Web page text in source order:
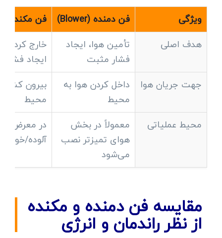
ویژگی فن دمنده (Blower)
فن مکنده (Exhaust)
هدف اصلی
تأمین هوا، ایجاد
فشار مثبت
خارج کردن
ایجاد
جهت جریان هوا
داخل کردن هوا به
محیط
بیرون
محیط
محیط عملیاتی
معمولاً در بخش
هوای تمیزتر نصب
می‌شود
در معرض
آلوده/
مقایسه فن دمنده و مکنده
از نظر راندمان و انرژی